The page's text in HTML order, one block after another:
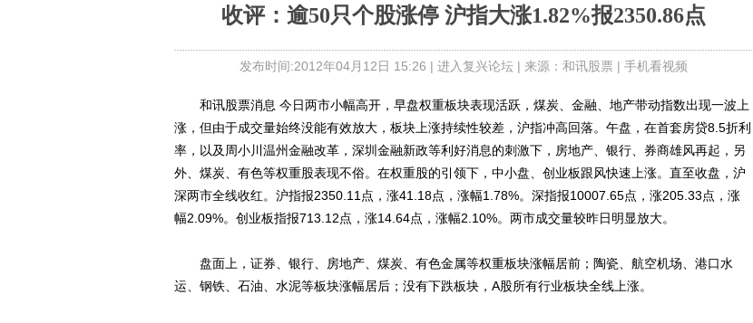
收评：逾50只个股涨停 沪指大涨1.82%报2350.86点
发布时间:2012年04月12日 15:26 | 进入复兴论坛| 来源：和讯股票 | 手机看视频
和讯股票消息 今日两市小幅高开，早盘权重板块表现活跃，煤炭、金融、地产带动指数出现一波上
涨，但由于成交量始终没能有效放大，板块上涨持续性较差，沪指冲高回落。午盘，在首套房贷8.5折利
率，以及周小川温州金融改革，深圳金融新政等利好消息的刺激下，房地产、银行、券商雄风再起，另
外、煤炭、有色等权重股表现不俗。在权重股的引领下，中小盘、创业板跟风快速上涨。直至收盘，沪
深两市全线收红。沪指报2350.11点，涨41.18点，涨幅1.78%。深指报10007.65点，涨205.33点，涨
幅2.09%。创业板指报713.12点，涨14.64点，涨幅2.10%。两市成交量较昨日明显放大。
盘面上，证券、银行、房地产、煤炭、有色金属等权重板块涨幅居前；陶瓷、航空机场、港口水
运、钢铁、石油、水泥等板块涨幅居后；没有下跌板块，A股所有行业板块全线上涨。